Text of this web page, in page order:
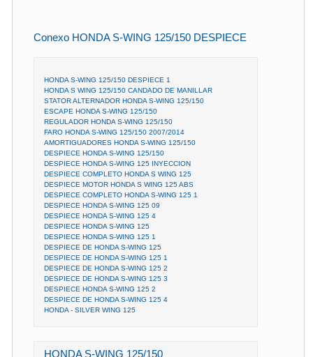
Conexo HONDA S-WING 125/150 DESPIECE
HONDA S-WING 125/150 DESPIECE 1
HONDA S WING 125/150 CANDADO DE MANILLAR
STATOR ALTERNADOR HONDA S-WING 125/150
ESCAPE HONDA S-WING 125/150
REGULADOR HONDA S-WING 125/150
FARO HONDA S-WING 125/150 2007/2014
AMORTIGUADORES HONDA S-WING 125/150
DESPIECE HONDA S-WING 125/150
DESPIECE HONDA S-WING 125 INYECCION
DESPIECE COMPLETO HONDA S WING 125
DESPIECE MOTOR HONDA S WING 125 ABS
DESPIECE COMPLETO HONDA S-WING 125 1
DESPIECE HONDA S-WING 125 09
DESPIECE HONDA S-WING 125 4
DESPIECE HONDA S-WING 125
DESPIECE HONDA S-WING 125 1
DESPIECE DE HONDA S-WING 125
DESPIECE DE HONDA S-WING 125 1
DESPIECE DE HONDA S-WING 125 2
DESPIECE DE HONDA S-WING 125 3
DESPIECE HONDA S-WING 125 2
DESPIECE DE HONDA S-WING 125 4
HONDA - SILVER WING 125
HONDA S-WING 125/150